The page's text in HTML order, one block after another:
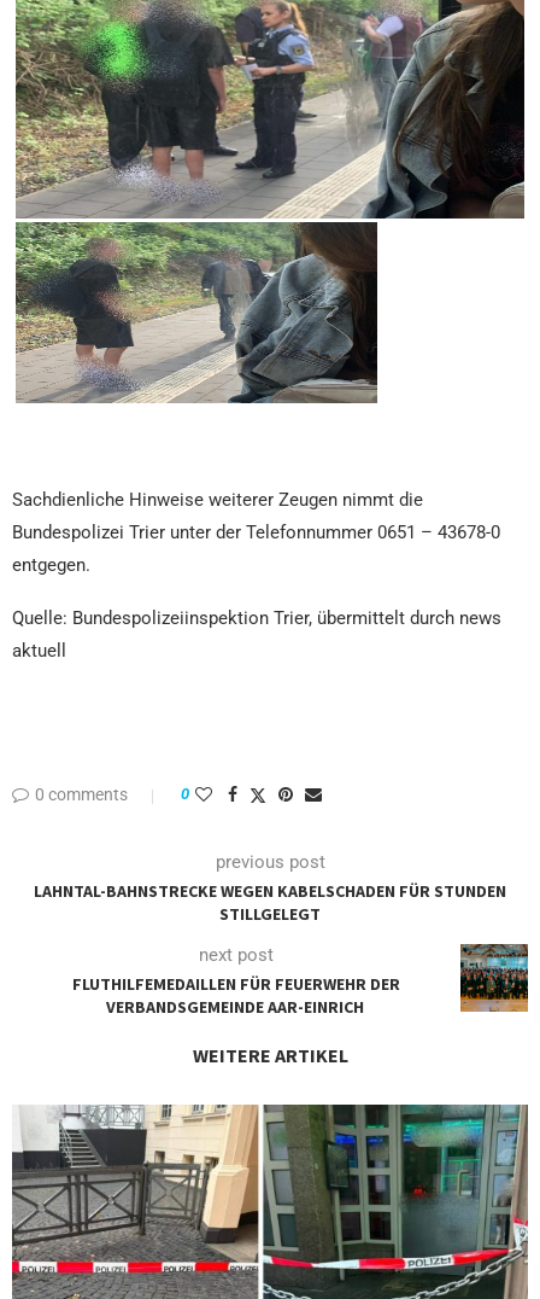
Sachdienliche Hinweise weiterer Zeugen nimmt die
Bundespolizei Trier unter der Telefonnummer 0651 – 43678-0
entgegen.
Quelle: Bundespolizeiinspektion Trier, übermittelt durch news
aktuell
0 comments 0
previous post
LAHNTAL-BAHNSTRECKE WEGEN KABELSCHADEN FÜR STUNDEN
STILLGELEGT
next post
FLUTHILFEMEDAILLEN FÜR FEUERWEHR DER
VERBANDSGEMEINDE AAR-EINRICH
WEITERE ARTIKEL